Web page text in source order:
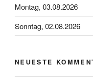
Montag, 03.08.2026
Sonntag, 02.08.2026
NEUESTE